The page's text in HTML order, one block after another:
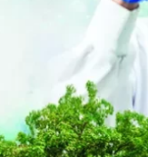
Dónde Estamos
Sala de prensa